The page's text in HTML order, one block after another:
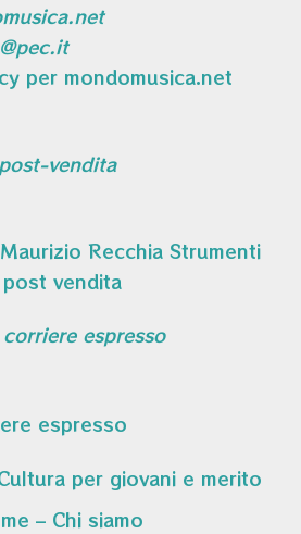
per mondomusica.net
vendita
espresso
– Chi siamo